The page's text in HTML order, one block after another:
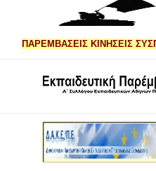
ΠΑΡΕΜΒΑΣΕΙΣ ΚΙΝΗΣΕΙΣ